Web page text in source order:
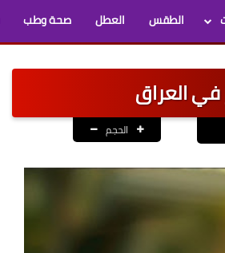
الطقس العطل صحة وطب
في العراق
الحجم